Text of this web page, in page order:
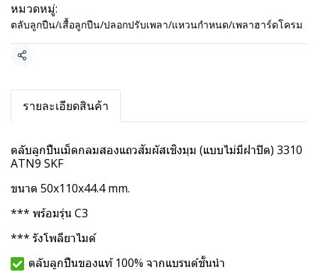
หมวดหมู่:
ตลับลูกปืน/เสื้อลูกปืน/ปลอกปรับเพลา/แหวนกำหนด/เพลาฮาร์ดโครม
แชร์
รายละเอียดสินค้า
ตลับลูกปืนเม็ดกลมสองแถวสัมผัสเชิงมุม (แบบไม่มีฝาปิด) 3310
ATN9 SKF
ขนาด 50x110x44.4 mm.
*** พร้อมรุ่น C3
*** รังโพลียาไมด์
ตลับลูกปืนของแท้ 100% จากแบรนด์ชั้นนำ